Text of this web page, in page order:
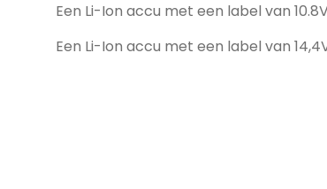
Een Li-Ion accu met een label van
Een Li-Ion accu met een label van